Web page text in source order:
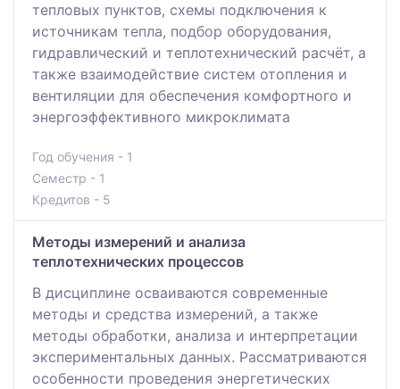
тепловых пунктов, схемы подключения к
источникам тепла, подбор оборудования,
гидравлический и теплотехнический расчёт, а
также взаимодействие систем отопления и
вентиляции для обеспечения комфортного и
энергоэффективного микроклимата
Год обучения - 1
Семестр - 1
Кредитов - 5
Методы измерений и анализа
теплотехнических процессов
В дисциплине осваиваются современные
методы и средства измерений, а также
методы обработки, анализа и интерпретации
экспериментальных данных. Рассматриваются
особенности проведения энергетических